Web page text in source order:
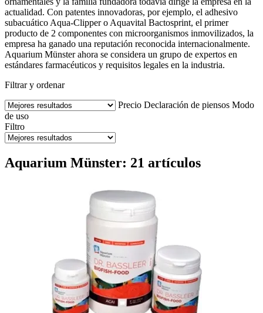
actualidad. Con patentes innovadoras, por ejemplo, el adhesivo
subacuático Aqua-Clipper o Aquavital Bactosprint, el primer
producto de 2 componentes con microorganismos inmovilizados, la
empresa ha ganado una reputación reconocida internacionalmente.
Aquarium Münster ahora se considera un grupo de expertos en
estándares farmacéuticos y requisitos legales en la industria.
Filtrar y ordenar
Precio Declaración de piensos Modo
de uso
Filtro
Aquarium Münster: 21 artículos